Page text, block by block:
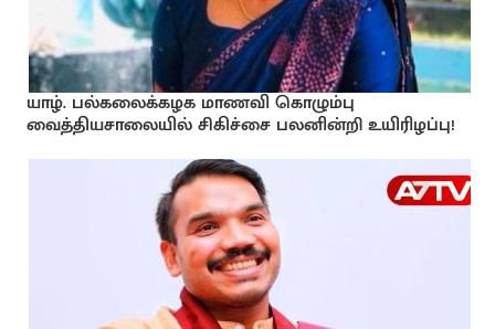
யாழ். பல்கலைக்கழக மாணவி கொழும்பு
வைத்தியசாலையில் சிகிச்சை பலனின்றி உயிரிழப்பு!